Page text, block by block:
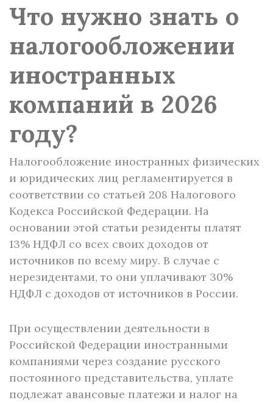
Что нужно знать о
налогообложении
иностранных
компаний в 2026
году?
Налогообложение иностранных физических
и юридических лиц регламентируется в
соответствии со статьей 208 Налогового
Кодекса Российской Федерации. На
основании этой статьи резиденты платят
13% НДФЛ со всех своих доходов от
источников по всему миру. В случае с
нерезидентами, то они уплачивают 30%
НДФЛ с доходов от источников в России.
При осуществлении деятельности в
Российской Федерации иностранными
компаниями через создание русского
постоянного представительства, уплате
подлежат авансовые платежи и налог на